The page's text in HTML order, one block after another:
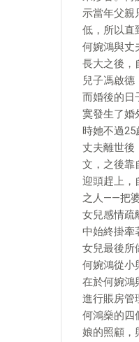
示當年父親
低，所以直
何婉鴻與丈
長大之後，
兒子馮啟
而婚後的日
寞發生了婚
時她不過25
丈夫離世後
文，之後靠
迎頭趕上，
之人——把
女兒感情疏
中始終掛牽
女兒最後所
何婉鴻從小
在於何婉鴻
進行賬房管
何鴻燊的四
娘的照顧，